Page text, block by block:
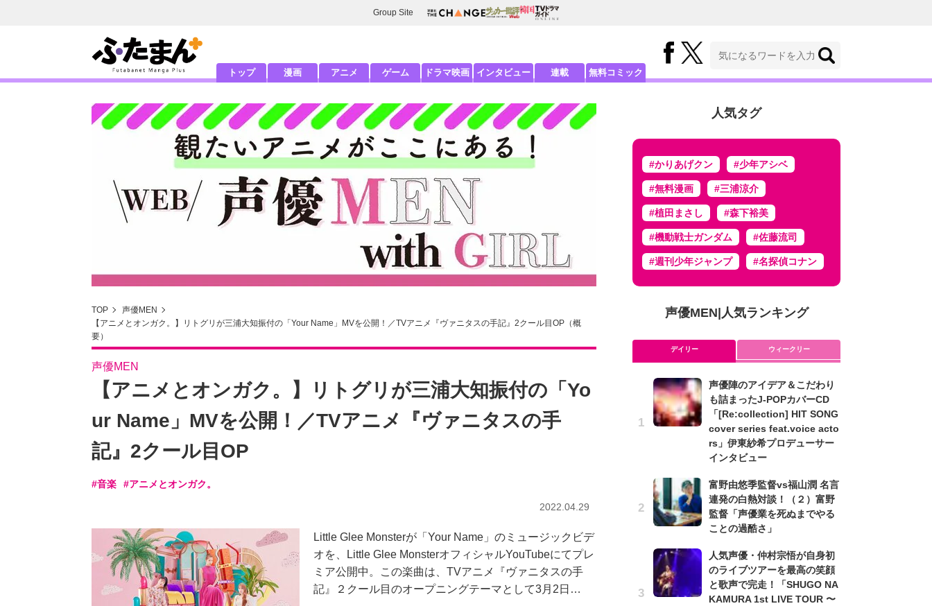
Group Site
トップ 漫画 アニメ ゲーム ドラマ映画 インタビュー 連載 無料コミック
TOP
声優MEN
【アニメとオンガク。】リトグリが三浦大知振付の「Your Name」MVを公開！／TVアニメ『ヴァニタスの手記』2クール目OP（概
要）
声優MEN
【アニメとオンガク。】リトグリが三浦大知振付の「Yo
ur Name」MVを公開！／TVアニメ『ヴァニタスの手
記』2クール目OP
#音楽 #アニメとオンガク。
2022.04.29
Little Glee Monsterが「Your Name」のミュージックビデ
オを、Little Glee MonsterオフィシャルYouTubeにてプレ
ミア公開中。この楽曲は、TVアニメ『ヴァニタスの手
記』２クール目のオープニングテーマとして3月2日…
人気タグ
#かりあげクン #少年アシベ
#無料漫画 #三浦涼介
#植田まさし #森下裕美
#機動戦士ガンダム #佐藤流司
#週刊少年ジャンプ #名探偵コナン
声優MEN| 人気ランキング
デイリー ウィークリー
声優陣のアイデア＆こだわり
も詰まったJ-POPカバーCD
「[Re:collection] HIT SONG
cover series feat.voice acto
rs」伊東紗希プロデューサー
インタビュー
富野由悠季監督vs福山潤 名言
連発の白熱対談！（２）富野
監督「声優業を死ぬまでやる
ことの過酷さ」
人気声優・仲村宗悟が自身初
のライブツアーを最高の笑顔
と歌声で完走！「SHUGO NA
KAMURA 1st LIVE TOUR 〜